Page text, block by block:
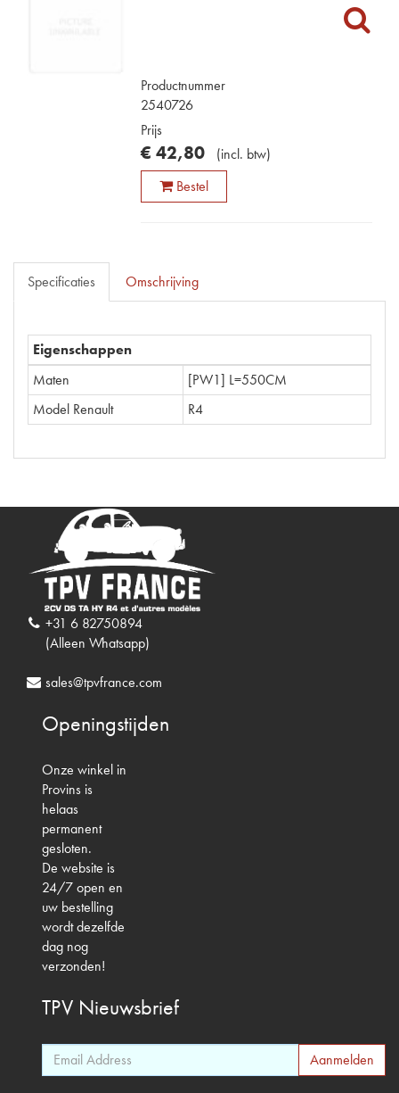
Productnummer
2540726
Prijs
€ 42,80 (incl. btw)
Bestel
Specificaties Omschrijving
Eigenschappen
Maten
[PW1] L=550CM
Model Renault
R4
+31 6 82750894
(Alleen Whatsapp)
sales@tpvfrance.com
Openingstijden
Onze winkel in
Provins is
helaas
permanent
gesloten.
De website is
24/7 open en
uw bestelling
wordt dezelfde
dag nog
verzonden!
TPV Nieuwsbrief